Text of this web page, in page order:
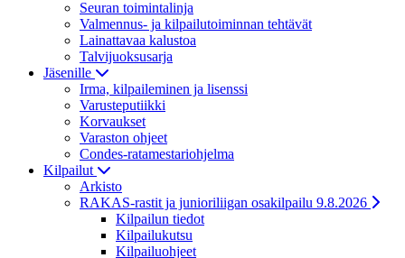
Seuran toimintalinja
Valmennus- ja kilpailutoiminnan tehtävät
Lainattavaa kalustoa
Talvijuoksusarja
Jäsenille
Irma, kilpaileminen ja lisenssi
Varusteputiikki
Korvaukset
Varaston ohjeet
Condes-ratamestariohjelma
Kilpailut
Arkisto
RAKAS-rastit ja junioriliigan osakilpailu 9.8.2026
Kilpailun tiedot
Kilpailukutsu
Kilpailuohjeet